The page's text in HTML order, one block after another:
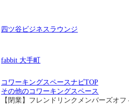
四ツ谷ビジネスラウンジ
fabbit 大手町
コワーキングスペースナビTOP
その他のコワーキングスペース
【閉業】フレンドリンクメンバーズオフ